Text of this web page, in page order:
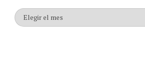
Archivos
mes